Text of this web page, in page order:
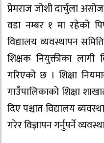
प्रेमराज जोशी दार्चुला
वडा नम्बर १ मा रहेको
विद्यालय व्यवस्थापन
शिक्षक नियुक्तीका लागी
गरिएको छ । शिक्षा
गाउँपालिकाको शिक्षा
दिए पश्चात विद्यालय
गरेर विज्ञापन गर्नुपर्ने